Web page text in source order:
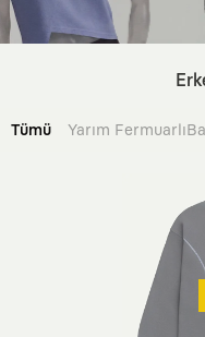
Tümü Yarım Fermuarlı